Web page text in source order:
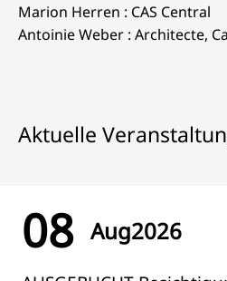
Marion Herren : CAS Central
Antoinie Weber : Architecte,
Aktuelle
08 Aug2026